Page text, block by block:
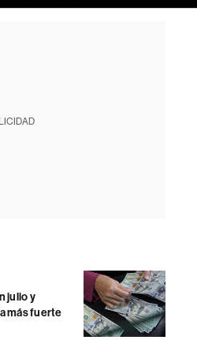
julio y
más fuerte